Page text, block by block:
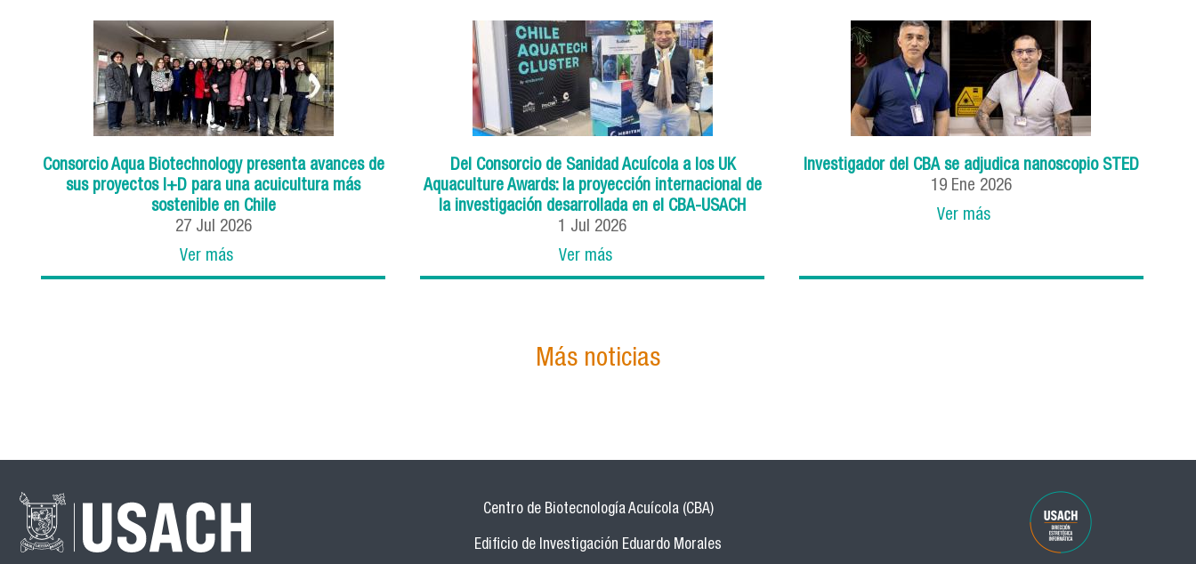
Consorcio Aqua Biotechnology presenta avances de
sus proyectos I+D para una acuicultura más
sostenible en Chile
27 Jul 2026
Ver más
Del Consorcio de Sanidad Acuícola a los UK
Aquaculture Awards: la proyección internacional de
la investigación desarrollada en el CBA-USACH
1 Jul 2026
Ver más
Investigador del CBA se adjudica nanoscopio STED
19 Ene 2026
Ver más
Más noticias
Centro de Biotecnología Acuícola (CBA)
Edificio de Investigación Eduardo Morales